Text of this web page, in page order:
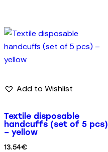
Add to Wishlist
Textile disposable
handcuffs (set of 5 pcs)
– yellow
13.54€